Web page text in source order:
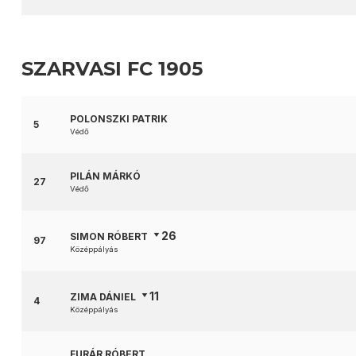
SZARVASI FC 1905
5 POLONSZKI PATRIK
Védő
27 PILÁN MÁRKÓ
Védő
97 SIMON RÓBERT 26
Középpályás
4 ZIMA DÁNIEL 11
Középpályás